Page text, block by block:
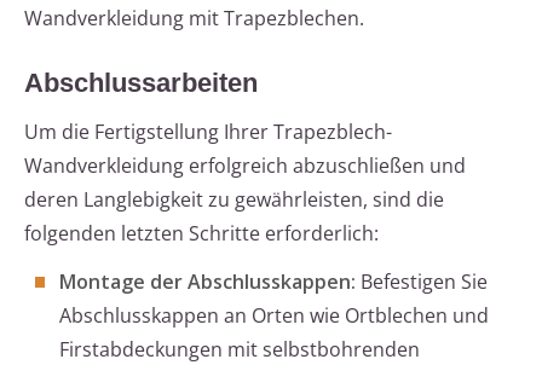
Wandverkleidung mit Trapezblechen.
Abschlussarbeiten
Um die Fertigstellung Ihrer Trapezblech-
Wandverkleidung erfolgreich abzuschließen und
deren Langlebigkeit zu gewährleisten, sind die
folgenden letzten Schritte erforderlich:
Montage der Abschlusskappen: Befestigen Sie
Abschlusskappen an Orten wie Ortblechen und
Firstabdeckungen mit selbstbohrenden